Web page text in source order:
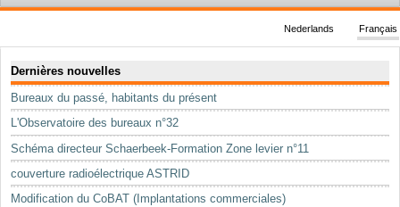
Règles du jeu
Permis d'urbanisme
Cartographie
Etudes et publications
Mots-clés
Renseignements urbanistiques
Français
Nederlands
Dernières nouvelles
Bureaux du passé, habitants du présent
L'Observatoire des bureaux n°32
Schéma directeur Schaerbeek-Formation Zone levier n°11
couverture radioélectrique ASTRID
Modification du CoBAT (Implantations commerciales)